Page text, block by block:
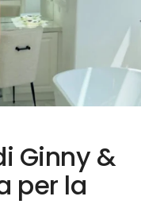
Ginny &
per la